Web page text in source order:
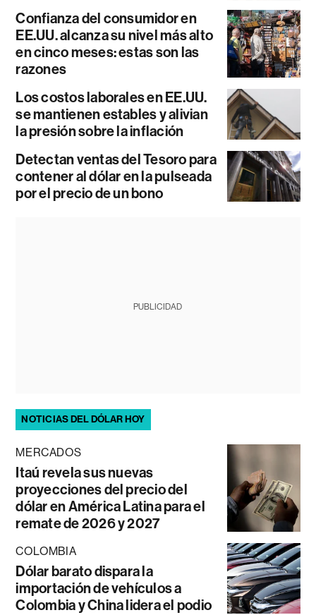
Confianza del consumidor en
EE.UU. alcanza su nivel más alto
en cinco meses: estas son las
razones
Los costos laborales en EE.UU.
se mantienen estables y alivian
la presión sobre la inflación
Detectan ventas del Tesoro para
contener al dólar en la pulseada
por el precio de un bono
PUBLICIDAD
NOTICIAS DEL DÓLAR HOY
MERCADOS
Itaú revela sus nuevas
proyecciones del precio del
dólar en América Latina para el
remate de 2026 y 2027
COLOMBIA
Dólar barato dispara la
importación de vehículos a
Colombia y China lidera el podio